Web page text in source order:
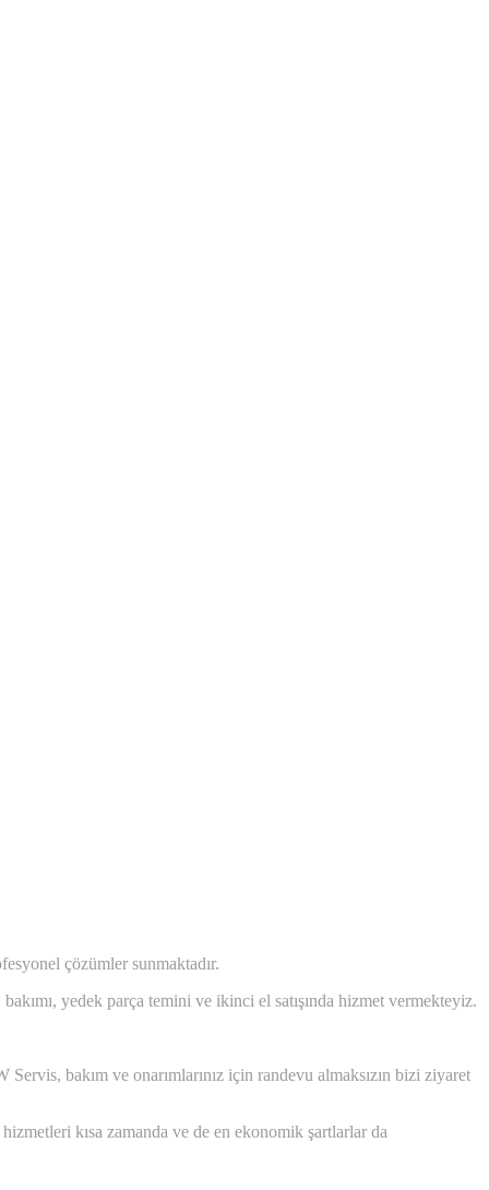
çözümler sunmaktadır.
yedek parça temini ve ikinci el satışında hizmet vermekteyiz.
bakım ve onarımlarınız için randevu almaksızın bizi ziyaret
kısa zamanda ve de en ekonomik şartlarlar da